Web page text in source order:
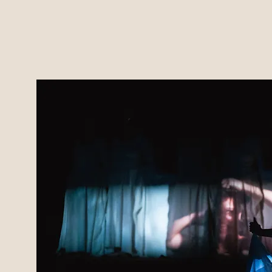
diepe verbondenheid met natuur, ruimte en
culturele ontmoeting creëer ik projecten
waarin klank niet alleen gehoord, maar ook
ervaren mag worden.
Als zangeres, componist, vocal coach en
artistiek leider onderzoek ik hoe stem kan
verbinden, openen en verdiepen. Van